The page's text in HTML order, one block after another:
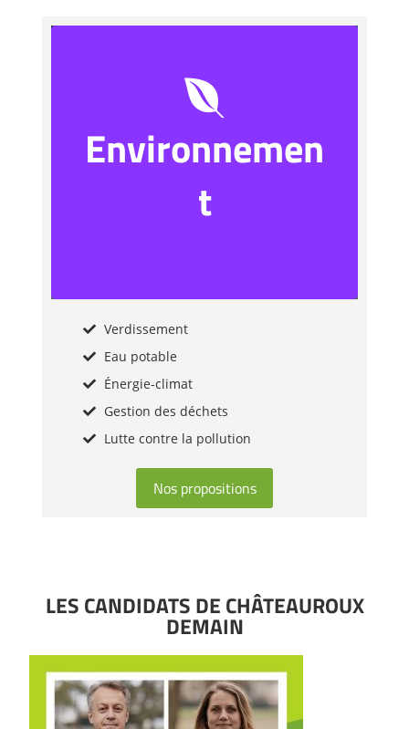
Environnemen
t
Verdissement
Eau potable
Énergie-climat
Gestion des déchets
Lutte contre la pollution
Nos propositions
LES CANDIDATS DE CHÂTEAUROUX
DEMAIN